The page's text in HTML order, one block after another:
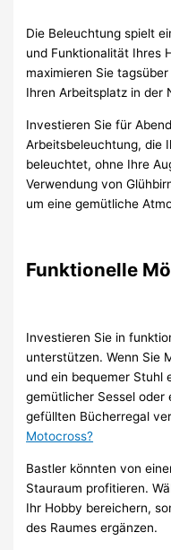
Die Beleuchtung spielt
und Funktionalität Ihres
maximieren Sie
Ihren Arbeitsplatz in der
Investieren Sie für
Arbeitsbeleuchtung, die
beleuchtet, ohne Ihre
Verwendung von
um eine gemütliche
Funktionelle
Investieren Sie in
unterstützen. Wenn Sie
und ein bequemer Stuhl
gemütlicher Sessel oder
gefüllten Bücherregal
Motocross?
Bastler könnten von
Stauraum profitieren.
Ihr Hobby bereichern,
des Raumes ergänzen.